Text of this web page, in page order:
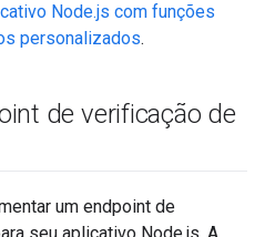
Node.js com funções
personalizados.
de verificação de
um endpoint de